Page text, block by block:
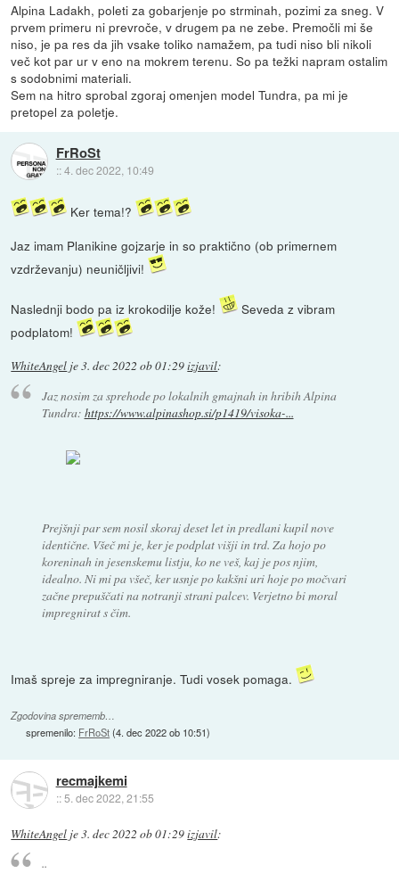
Alpina Ladakh, poleti za gobarjenje po strminah, pozimi za sneg. V
prvem primeru ni prevroče, v drugem pa ne zebe. Premočli mi še
niso, je pa res da jih vsake toliko namažem, pa tudi niso bli nikoli
več kot par ur v eno na mokrem terenu. So pa težki napram ostalim
s sodobnimi materiali.
Sem na hitro sprobal zgoraj omenjen model Tundra, pa mi je
pretopel za poletje.
FrRoSt
::4. dec 2022, 10:49
Ker tema!?
Jaz imam Planikine gojzarje in so praktično (ob primernem
vzdrževanju) neuničljivi!
Naslednji bodo pa iz krokodilje kože!
Seveda z vibram
podplatom!
WhiteAngel je3. dec 2022 ob 01:29izjavil:
Jaz nosim za sprehode po lokalnih gmajnah in hribih Alpina
Tundra: https://www.alpinashop.si/p1419/visoka-...
Prejšnji par sem nosil skoraj deset let in predlani kupil nove
identične. Všeč mi je, ker je podplat višji in trd. Za hojo po
koreninah in jesenskemu listju, ko ne veš, kaj je pos njim,
idealno. Ni mi pa všeč, ker usnje po kakšni uri hoje po močvari
začne prepuščati na notranji strani palcev. Verjetno bi moral
impregnirat s čim.
Imaš spreje za impregniranje. Tudi vosek pomaga.
Zgodovina sprememb…
spremenilo: FrRoSt(4. dec 2022 ob 10:51)
recmajkemi
::5. dec 2022, 21:55
WhiteAngel je3. dec 2022 ob 01:29izjavil:
..